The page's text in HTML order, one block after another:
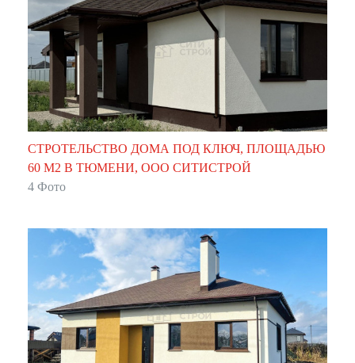
СТРОТЕЛЬСТВО ДОМА ПОД КЛЮЧ, ПЛОЩАДЬЮ
60 М2 В ТЮМЕНИ, ООО СИТИСТРОЙ
4 Фото